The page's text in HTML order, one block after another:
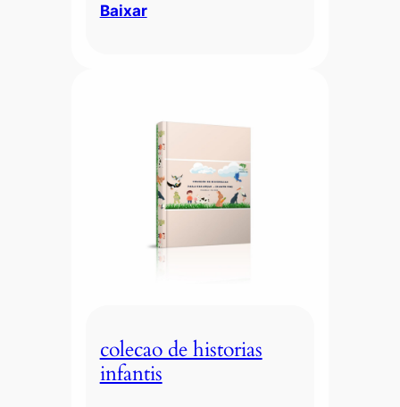
Baixar
colecao de historias
infantis